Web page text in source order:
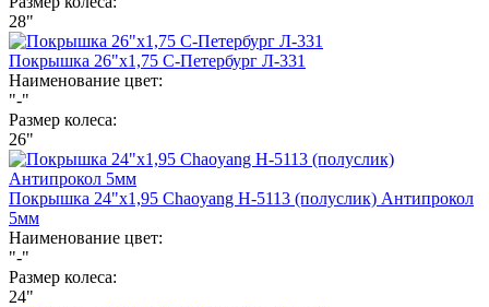
28"
Покрышка 26"х1,75 С-Петербург Л-331
Наименование цвет:
"-"
Размер колеса:
26"
Покрышка 24"х1,95 Chaoyang Н-5113 (полуслик) Антипрокол
5мм
Наименование цвет:
"-"
Размер колеса:
24"